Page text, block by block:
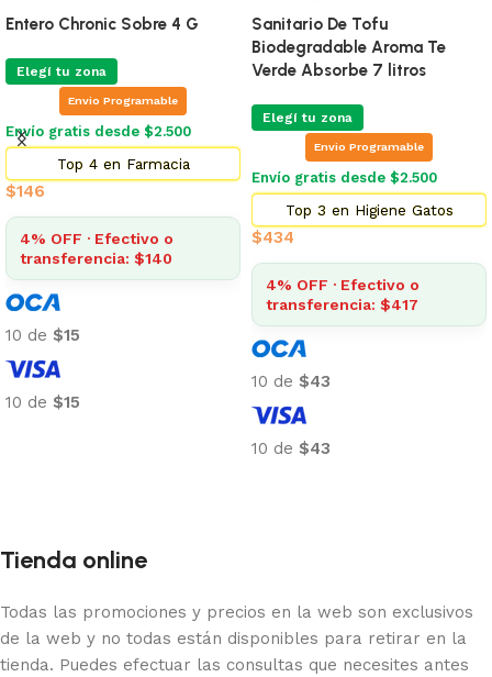
Entero Chronic Sobre 4 G
Elegí tu zona
Envio Programable
Envío gratis desde $2.500
Top 4 en Farmacia
$146
4% OFF · Efectivo o
transferencia: $140
10 de $15
10 de $15
Sanitario De Tofu
Biodegradable Aroma Te
Verde Absorbe 7 litros
Elegí tu zona
Envio Programable
Envío gratis desde $2.500
Top 3 en Higiene Gatos
$434
4% OFF · Efectivo o
transferencia: $417
10 de $43
10 de $43
Tienda online
Todas las promociones y precios en la web son exclusivos
de la web y no todas están disponibles para retirar en la
tienda. Puedes efectuar las consultas que necesites antes